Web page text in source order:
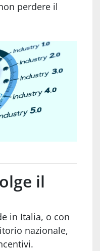
perdere il
il
in Italia, o con
nazionale,